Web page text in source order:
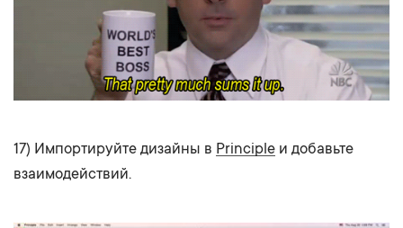
17) Импортируйте дизайны в Principle и добавьте
взаимодействий.